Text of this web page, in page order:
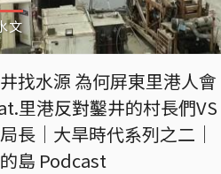
文
找水源 為何屏東里港人會
里港反對鑿井的村長們VS
長｜大旱時代系列之二｜
島 Podcast